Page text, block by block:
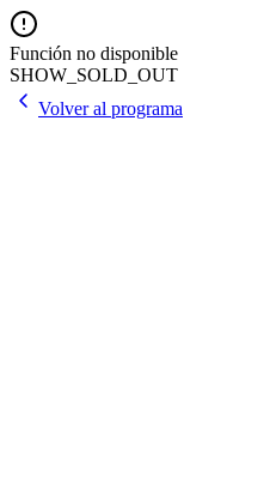
Función no disponible
SHOW_SOLD_OUT
Volver al programa